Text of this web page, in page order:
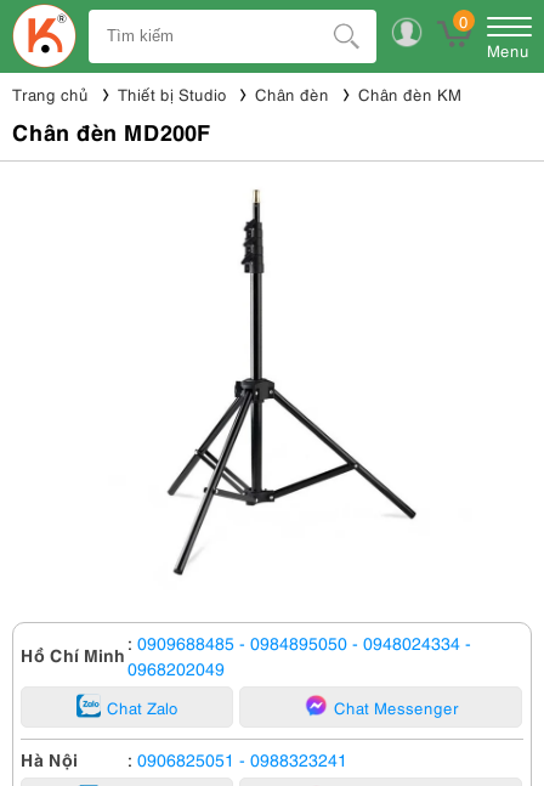
0
Menu
Trang chủ Thiết bị Studio Chân đèn Chân đèn KM
Chân đèn MD200F
Hồ Chí Minh : 0909688485 - 0984895050 - 0948024334 -
0968202049
Chat Zalo Chat Messenger
Hà Nội : 0906825051 - 0988323241